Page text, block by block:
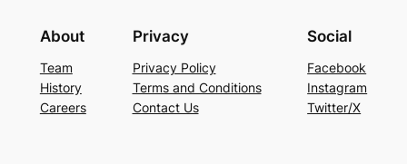
About
Team
History
Careers
Privacy
Privacy Policy
Terms and Conditions
Contact Us
Social
Facebook
Instagram
Twitter/X